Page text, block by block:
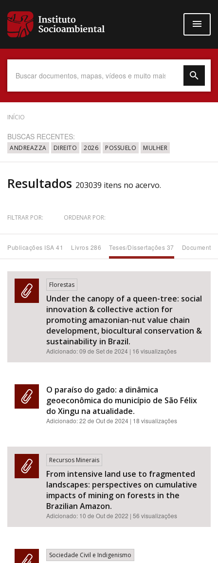
para
conteúdo
Data do Documento
Até
Povo Indígena
Subtema
Área de Levantamento
Área Protegida
INÍCIO
BUSCAS RECENTES:
ANDREAZZA DIREITO 2026 POSSUELO MULHER
Resultados 203039 itens no acervo.
FILTRAR POR: ORDENAR POR:
Publicações ISA 41 Livros 286 Teses/Dissertações 37
Florestas
Under the canopy of a queen-tree: social
innovation & collective action for
promoting amazonian-nut value chain
development, biocultural conservation &
sustainability in Brazil.
Adicionado:09 de Set de 2024 | 16 visualizações
O paraíso do gado: a dinâmica
geoeconômica do município de São Félix
do Xingu na atualidade.
Adicionado:22 de Out de 2024 | 18 visualizações
Recursos Minerais
From intensive land use to fragmented
landscapes: perspectives on cumulative
impacts of mining on forests in the
Brazilian Amazon.
Adicionado: 10 de Out de 2022 | 56 visualizações
Sociedade Civil e Indigenismo